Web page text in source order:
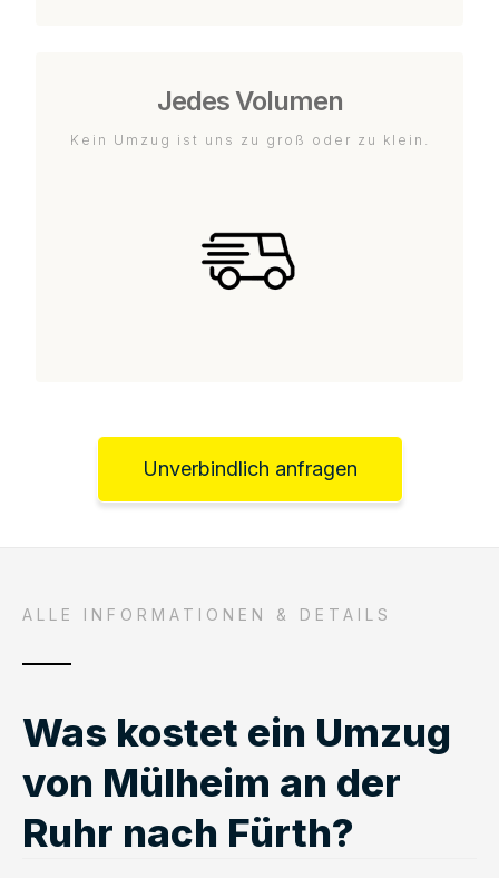
Jedes Volumen
Kein Umzug ist uns zu groß oder zu klein.
Unverbindlich anfragen
ALLE INFORMATIONEN & DETAILS
Was kostet ein Umzug
von Mülheim an der
Ruhr nach Fürth?